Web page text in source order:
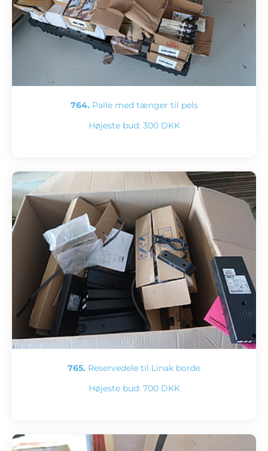
764. Palle med tænger til pels
Højeste bud: 300 DKK
765. Reservedele til Linak borde
Højeste bud: 700 DKK